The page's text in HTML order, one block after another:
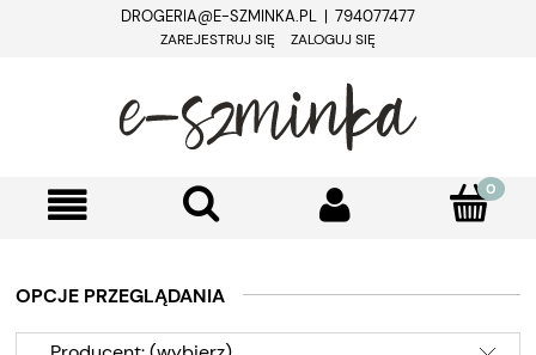
DROGERIA@E-SZMINKA.PL | 794077477
ZAREJESTRUJ SIĘ ZALOGUJ SIĘ
OPCJE PRZEGLĄDANIA